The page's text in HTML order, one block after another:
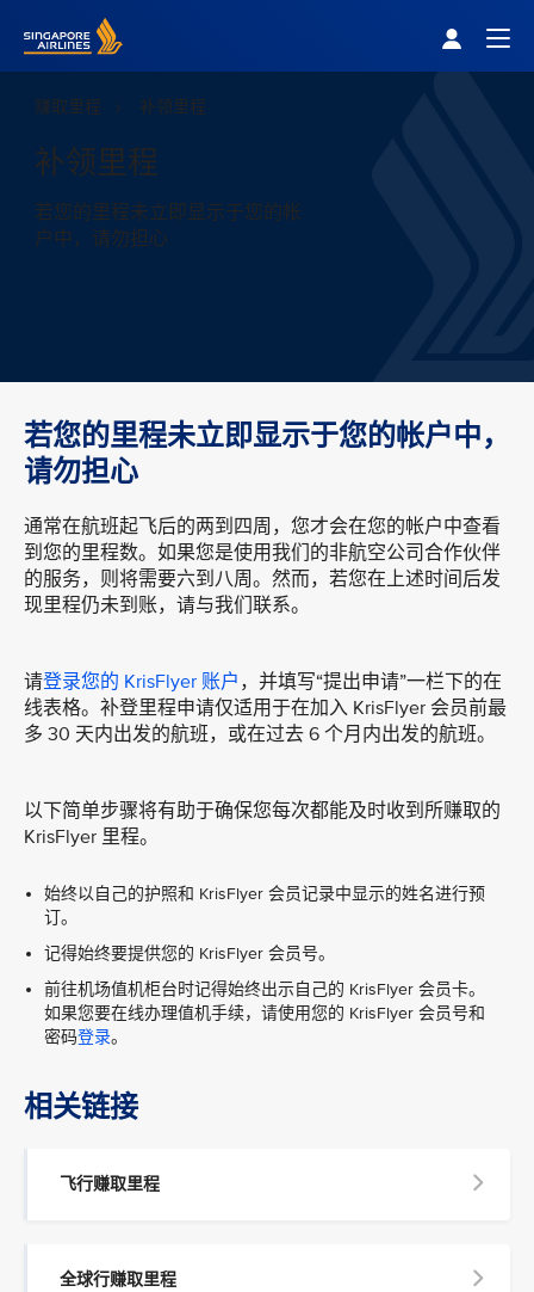
赚取里程 补领里程
补领里程
若您的里程未立即显示于您的帐
户中，请勿担心
若您的里程未立即显示于您的帐户中，
请勿担心
通常在航班起飞后的两到四周，您才会在您的帐户中查看
到您的里程数。如果您是使用我们的非航空公司合作伙伴
的服务，则将需要六到八周。然而，若您在上述时间后发
现里程仍未到账，请与我们联系。
请登录您的 KrisFlyer 账户 ，并填写“提出申请”一栏下的在
线表格。补登里程申请仅适用于在加入 KrisFlyer 会员前最
多 30 天内出发的航班，或在过去 6 个月内出发的航班。
以下简单步骤将有助于确保您每次都能及时收到所赚取的
KrisFlyer 里程。
始终以自己的护照和 KrisFlyer 会员记录中显示的姓名进行预
订。
记得始终要提供您的 KrisFlyer 会员号。
前往机场值机柜台时记得始终出示自己的 KrisFlyer 会员卡。
如果您要在线办理值机手续，请使用您的 KrisFlyer 会员号和
密码登录。
相关链接
飞行赚取里程
全球行赚取里程